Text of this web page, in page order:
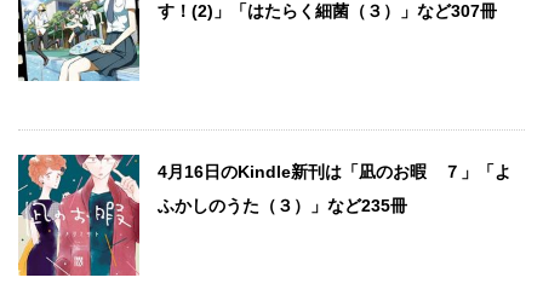
す！(2)」「はたらく細菌（３）」など307冊
4月16日のKindle新刊は「凪のお暇 ７」「よ
ふかしのうた（３）」など235冊